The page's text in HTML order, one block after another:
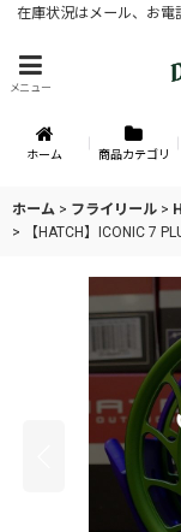
在庫状況はメール、お電
メニュー
ホーム 商品カテゴリ
ホーム > フライリール >
>
【HATCH】ICONIC 7